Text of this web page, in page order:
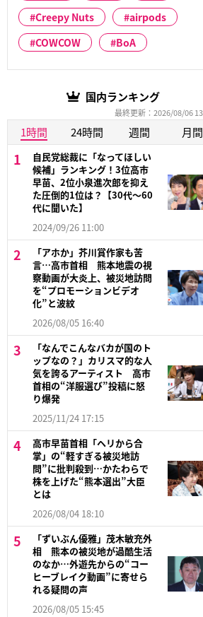
Creepy Nuts
airpods
COWCOW
BoA
国内ランキング
最終更新：2026/08/06
1時間 24時間 週間 月間
自民党総裁に「なってほしい
候補」ランキング！3位高市
早苗、2位小泉進次郎を抑え
た圧倒的1位は？【30代〜60
代に聞いた】
2024/09/26 11:00
「アホか」芥川賞作家も苦
言…高市首相 熊本地震の視
察動画が大炎上、被災地訪問
を“プロモーションビデオ
化”と波紋
2026/08/05 16:40
「なんでこんなバカが国のト
ップなの？」カリスマ的な人
気を誇るアーティスト 高市
首相の“洋服選び”投稿に怒
り爆発
2025/11/24 17:15
高市早苗首相「ヘリから合
掌」の“軽すぎる被災地訪
問”に批判殺到…かたわらで
株を上げた“熊本選出”大臣
とは
2026/08/04 18:10
「ずいぶん優雅」茂木敏充外
相 熊本の被災地が過酷生活
のなか…外遊先からの“コー
ヒーブレイク動画”に寄せら
れる疑問の声
2026/08/05 15:45